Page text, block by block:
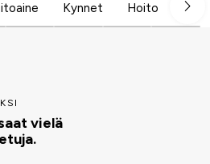
Kynnet Hoito
vielä